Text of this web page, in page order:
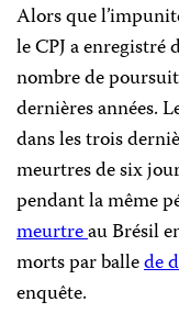
Alors que
le CPJ a enregistré
nombre de
dernières années.
dans les trois
meurtres de six
pendant la même
meurtreau Brésil
morts par ballede
enquête.